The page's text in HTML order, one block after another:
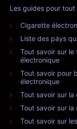
Les guides pour
Cigarette
Liste des pays
Tout savoir sur
électronique
Tout savoir pour
électronique
Tout savoir sur
Tout savoir sur la
Tout savoir sur